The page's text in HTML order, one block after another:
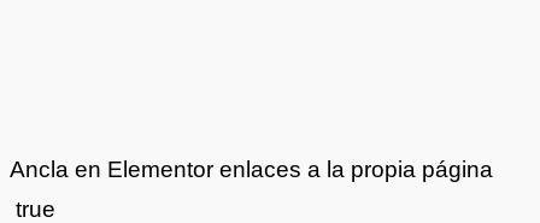
Ancla en Elementor enlaces a la propia página
true